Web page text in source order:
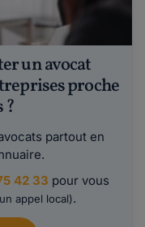
un avocat
proche
?
partout en
42 33 pour vous
appel local).